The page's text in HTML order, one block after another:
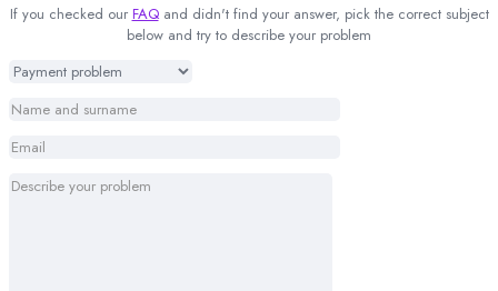
If you checked our FAQand didn't find your answer, pick the correct subject
below and try to describe your problem